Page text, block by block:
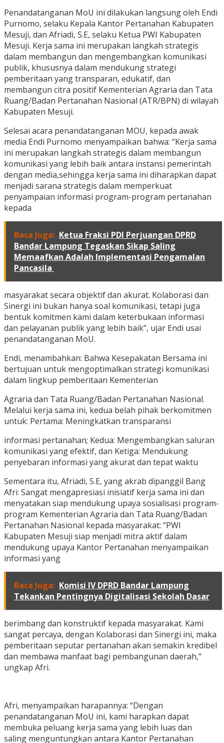
Penandatanganan MoU ini dilakukan langsung oleh Endi
Purnomo, selaku Kepala Kantor Pertanahan Kabupaten
Mesuji, dan Afriadi, S.E, selaku Ketua PWI Kabupaten
Mesuji. Kerja sama ini merupakan langkah strategis
dalam membangun dan mengembangkan komunikasi
publik, khususnya dalam mendukung strategi
pemberitaan yang transparan, edukatif, dan
membangun citra positif Kementerian Agraria dan Tata
Ruang/Badan Pertanahan Nasional (ATR/BPN) di wilayah
Kabupaten Mesuji.
Selesai acara penandatanganan MOU, kepada awak
media Endi Purnomo menyampaikan bahwa: “Kerja sama
ini merupakan langkah strategis dalam membangun
komunikasi yang lebih baik antara instansi pemerintah
dengan media,sehingga kerja sama ini diharapkan dapat
menjadi sarana strategis dalam memperkuat
penyampaian informasi program-program pertanahan
kepada
Baca Juga: Ketua Fraksi PDI Perjuangan DPRD
Bandar Lampung Tegaskan Sikap Saling
Memaafkan Adalah Implementasi Pengamalan
Pancasila
masyarakat secara objektif dan akurat. Kolaborasi dan
Sinergi ini bukan hanya soal komunikasi, tetapi juga
bentuk komitmen kami dalam keterbukaan informasi
dan pelayanan publik yang lebih baik”, ujar Endi usai
penandatanganan MoU.
Endi, menambahkan: Bahwa Kesepakatan Bersama ini
bertujuan untuk mengoptimalkan strategi komunikasi
dalam lingkup pemberitaan Kementerian
Agraria dan Tata Ruang/Badan Pertanahan Nasional.
Melalui kerja sama ini, kedua belah pihak berkomitmen
untuk: Pertama: Meningkatkan transparansi
informasi pertanahan; Kedua: Mengembangkan saluran
komunikasi yang efektif, dan Ketiga: Mendukung
penyebaran informasi yang akurat dan tepat waktu
Sementara itu, Afriadi, S.E, yang akrab dipanggil Bang
Afri: Sangat mengapresiasi inisiatif kerja sama ini dan
menyatakan siap mendukung upaya sosialisasi program-
program Kementerian Agraria dan Tata Ruang/Badan
Pertanahan Nasional kepada masyarakat: “PWI
Kabupaten Mesuji siap menjadi mitra aktif dalam
mendukung upaya Kantor Pertanahan menyampaikan
informasi yang
Baca Juga: Komisi IV DPRD Bandar Lampung
Tekankan Pentingnya Digitalisasi Sekolah Dasar
berimbang dan konstruktif kepada masyarakat. Kami
sangat percaya, dengan Kolaborasi dan Sinergi ini, maka
pemberitaan seputar pertanahan akan semakin kredibel
dan membawa manfaat bagi pembangunan daerah,”
ungkap Afri.
Afri, menyampaikan harapannya: “Dengan
penandatanganan MoU ini, kami harapkan dapat
membuka peluang kerja sama yang lebih luas dan
saling menguntungkan antara Kantor Pertanahan